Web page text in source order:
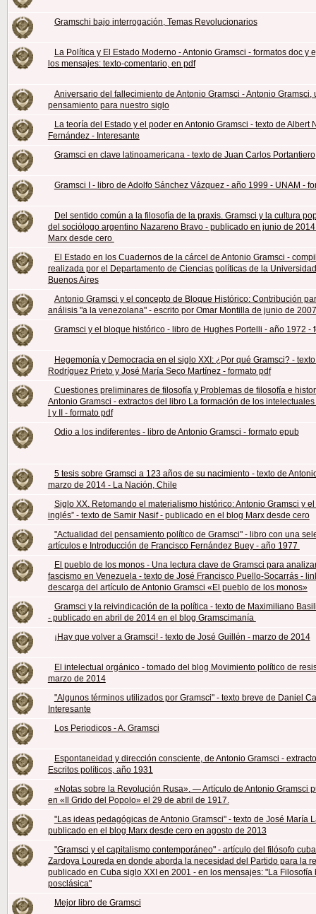
Gramschi bajo interrogación, Temas Revolucionarios
La Política y El Estado Moderno - Antonio Gramsci - formatos doc y
los mensajes: texto-comentario, en pdf
Aniversario del fallecimiento de Antonio Gramsci - Antonio Gramsci,
pensamiento para nuestro siglo
La teoría del Estado y el poder en Antonio Gramsci - texto de Albert
Fernández - Interesante
Gramsci en clave latinoamericana - texto de Juan Carlos Portantiero
Gramsci I - libro de Adolfo Sánchez Vázquez - año 1999 - UNAM -
Del sentido común a la filosofía de la praxis. Gramsci y la cultura
del sociólogo argentino Nazareno Bravo - publicado en junio de
Marx desde cero
El Estado en los Cuadernos de la cárcel de Antonio Gramsci -
realizada por el Departamento de Ciencias políticas de la
Buenos Aires
Antonio Gramsci y el concepto de Bloque Histórico: Contribución
análisis "a la venezolana" - escrito por Omar Montilla de junio de 2007
Gramsci y el bloque histórico - libro de Hughes Portelli - año 1972 -
Hegemonía y Democracia en el siglo XXI: ¿Por qué Gramsci? -
Rodríguez Prieto y José María Seco Martínez - formato pdf
Cuestiones preliminares de filosofía y Problemas de filosofía e
Antonio Gramsci - extractos del libro La formación de los
I y II - formato pdf
Odio a los indiferentes - libro de Antonio Gramsci - formato epub
5 tesis sobre Gramsci a 123 años de su nacimiento - texto de
marzo de 2014 - La Nación, Chile
Siglo XX. Retomando el materialismo histórico: Antonio Gramsci y el
inglés” - texto de Samir Nasif - publicado en el blog Marx desde cero
"Actualidad del pensamiento político de Gramsci" - libro con una
artículos e Introducción de Francisco Fernández Buey - año 1977
El pueblo de los monos - Una lectura clave de Gramsci para
fascismo en Venezuela - texto de José Francisco Puello-Socarrás -
descarga del artículo de Antonio Gramsci «El pueblo de los monos»
Gramsci y la reivindicación de la política - texto de Maximiliano
- publicado en abril de 2014 en el blog Gramscimanía
¡Hay que volver a Gramsci! - texto de José Guillén - marzo de 2014
El intelectual orgánico - tomado del blog Movimiento político de
marzo de 2014
"Algunos términos utilizados por Gramsci" - texto breve de Daniel
Interesante
Los Periodicos - A. Gramsci
Espontaneidad y dirección consciente, de Antonio Gramsci -
Escritos políticos, año 1931
«Notas sobre la Revolución Rusa». ― Artículo de Antonio Gramsci
en «Il Grido del Popolo» el 29 de abril de 1917.
"Las ideas pedagógicas de Antonio Gramsci" - texto de José María
publicado en el blog Marx desde cero en agosto de 2013
"Gramsci y el capitalismo contemporáneo" - artículo del filósofo
Zardoya Loureda en donde aborda la necesidad del Partido para la
publicado en Cuba siglo XXI en 2001 - en los mensajes: "La Filosofía
posclásica"
Mejor libro de Gramsci